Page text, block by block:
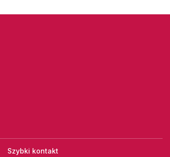
Szybki kontakt